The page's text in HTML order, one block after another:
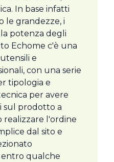
In base infatti
le grandezze, i
potenza degli
Echome c'è una
e
con una serie
tipologia e
per avere
sul prodotto a
realizzare l'ordine
dal sito e
entro qualche